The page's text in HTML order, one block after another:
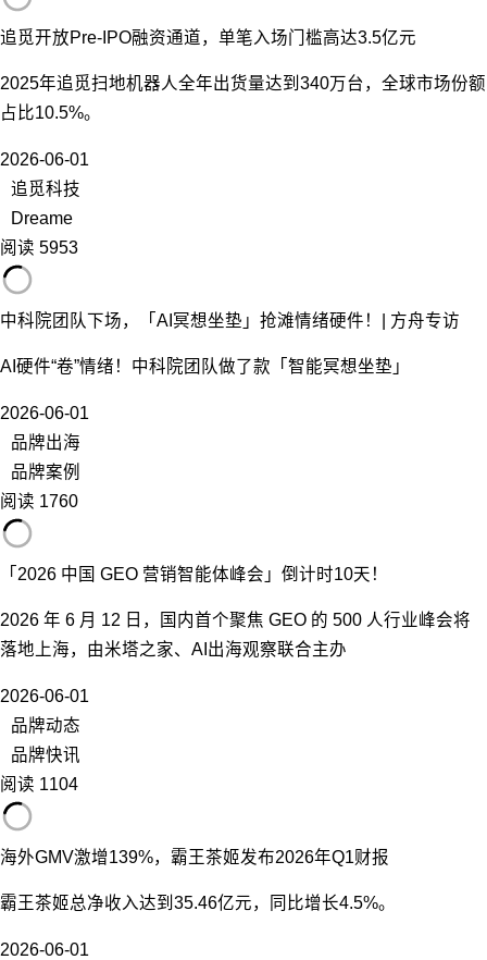
追觅开放Pre-IPO融资通道，单笔入场门槛高达3.5亿元
2025年追觅扫地机器人全年出货量达到340万台，全球市场份额
占比10.5%。
2026-06-01
追觅科技
Dreame
阅读 5953
中科院团队下场，「AI冥想坐垫」抢滩情绪硬件！| 方舟专访
AI硬件“卷”情绪！中科院团队做了款「智能冥想坐垫」
2026-06-01
品牌出海
品牌案例
阅读 1760
「2026 中国 GEO 营销智能体峰会」倒计时10天！
2026 年 6 月 12 日，国内首个聚焦 GEO 的 500 人行业峰会将
落地上海，由米塔之家、AI出海观察联合主办
2026-06-01
品牌动态
品牌快讯
阅读 1104
海外GMV激增139%，霸王茶姬发布2026年Q1财报
霸王茶姬总净收入达到35.46亿元，同比增长4.5%。
2026-06-01